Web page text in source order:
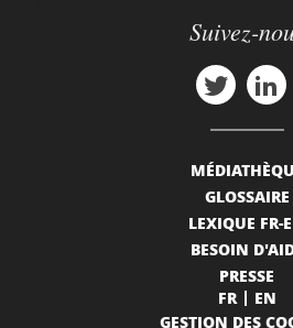
Suivez-
GLOSSAIRE
LEXIQUE FR-
BESOIN
PRESSE
FR
EN
GESTION DES